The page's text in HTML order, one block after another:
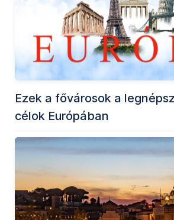
Ezek a fővárosok a
célok Európában